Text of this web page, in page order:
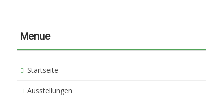
Menue
Startseite
Ausstellungen